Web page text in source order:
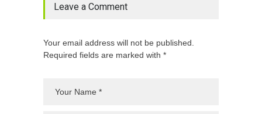
Leave a Comment
Your email address will not be published.
Required fields are marked with *